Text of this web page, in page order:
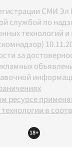
СМИ
службой по
технологий
за
ресурсе
в
18+